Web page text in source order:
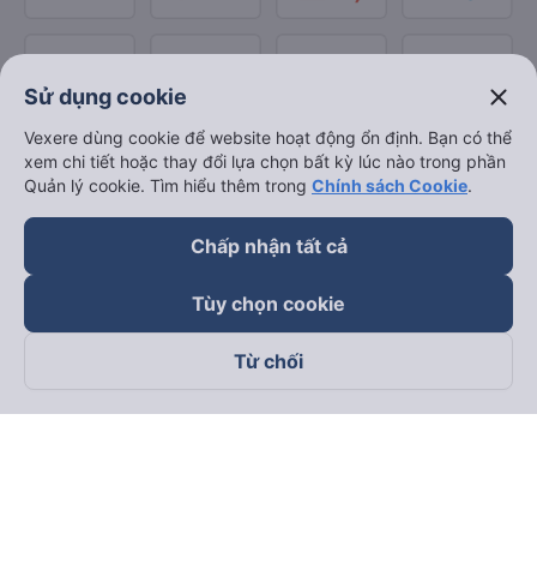
Theo dõi chúng tôi trên
Sử dụng cookie close
Vexere dùng cookie để website hoạt động ổn định. Bạn có thể
xem chi tiết hoặc thay đổi lựa chọn bất kỳ lúc nào trong phần
Quản lý cookie. Tìm hiểu thêm trong Chính sách Cookie.
Chấp nhận tất cả
Tùy chọn cookie
Từ chối